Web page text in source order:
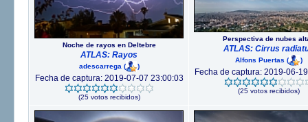
Noche de rayos en Deltebre
ATLAS: Rayos
adescarrega ( )
Fecha de captura: 2019-07-07 23:00:03
(25 votos recibidos)
Perspectiva de nubes
ATLAS: Cirrus
Alfons Puertas ( )
Fecha de captura: 2019-06-
(25 votos recibidos)